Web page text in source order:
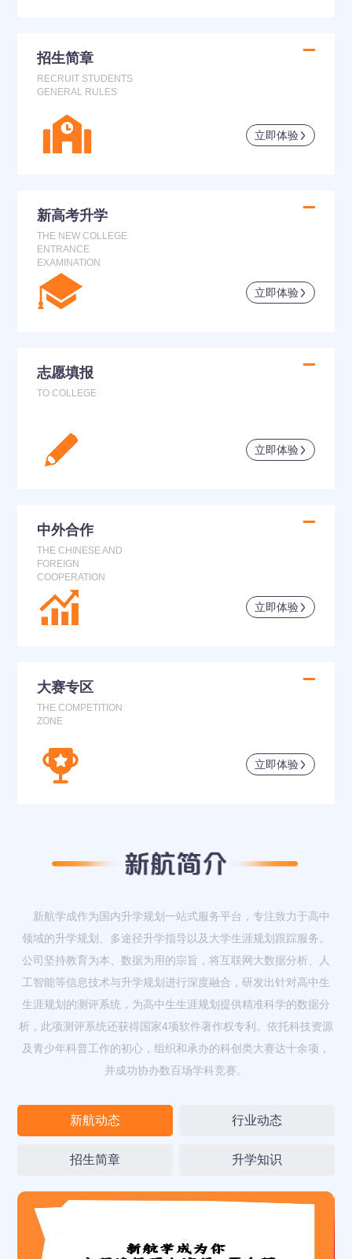
招生简章
RECRUIT STUDENTS
GENERAL RULES
立即体验
新高考升学
THE NEW COLLEGE
ENTRANCE
EXAMINATION
立即体验
志愿填报
TO COLLEGE
立即体验
中外合作
THE CHINESE AND
FOREIGN
COOPERATION
立即体验
大赛专区
THE COMPETITION
ZONE
立即体验
新航学成作为国内升学规划一站式服务平台，专注致力于高中
领域的升学规划、多途径升学指导以及大学生涯规划跟踪服务。
公司坚持教育为本、数据为用的宗旨，将互联网大数据分析、人
工智能等信息技术与升学规划进行深度融合，研发出针对高中生
生涯规划的测评系统，为高中生生涯规划提供精准科学的数据分
析，此项测评系统还获得国家4项软件著作权专利。依托科技资源
及青少年科普工作的初心，组织和承办的科创类大赛达十余项，
并成功协办数百场学科竞赛。
新航动态 行业动态
招生简章 升学知识